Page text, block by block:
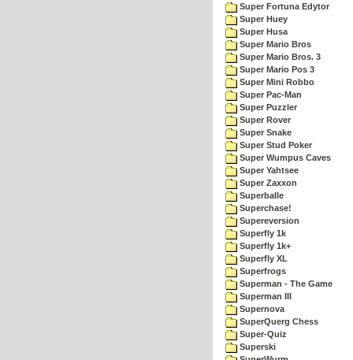
Super Fortuna Edytor
Super Huey
Super Husa
Super Mario Bros
Super Mario Bros. 3
Super Mario Pos 3
Super Mini Robbo
Super Pac-Man
Super Puzzler
Super Rover
Super Snake
Super Stud Poker
Super Wumpus Caves
Super Yahtsee
Super Zaxxon
Superballe
Superchase!
Supereversion
Superfly 1k
Superfly 1k+
Superfly XL
Superfrogs
Superman - The Game
Superman III
Supernova
SuperQuerg Chess
Super-Quiz
Superski